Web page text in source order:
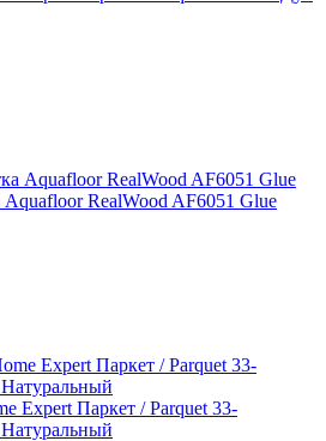
RealWood AF6051 Glue
Expert Паркет / Parquet 33-